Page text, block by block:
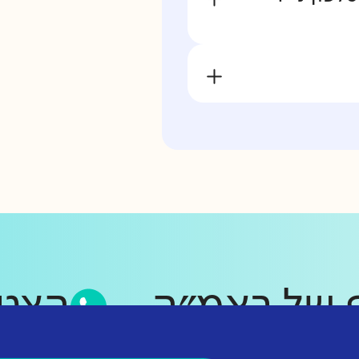
של ראמ״ה